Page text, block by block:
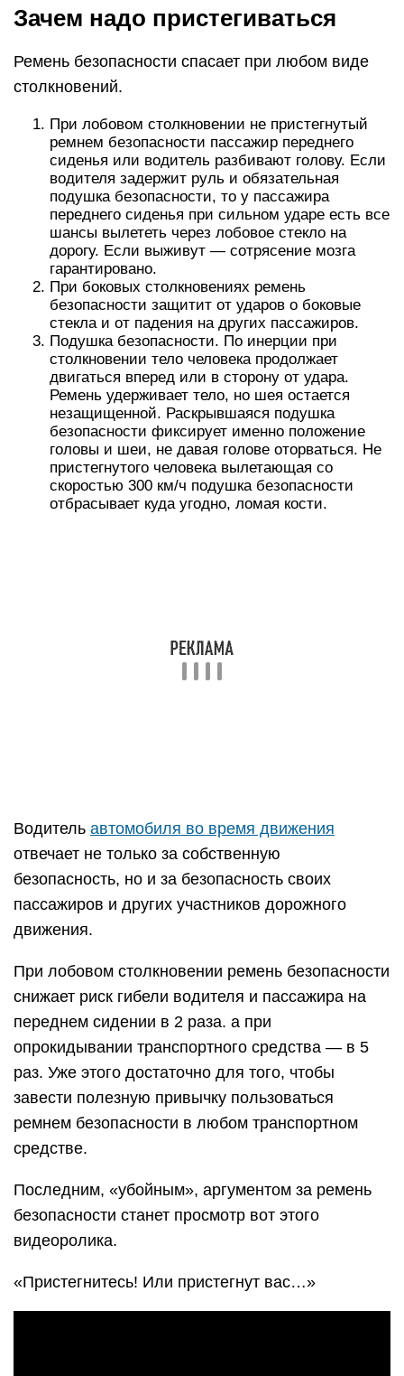
Зачем надо пристегиваться
Ремень безопасности спасает при любом виде
столкновений.
При лобовом столкновении не пристегнутый
ремнем безопасности пассажир переднего
сиденья или водитель разбивают голову. Если
водителя задержит руль и обязательная
подушка безопасности, то у пассажира
переднего сиденья при сильном ударе есть все
шансы вылететь через лобовое стекло на
дорогу. Если выживут — сотрясение мозга
гарантировано.
При боковых столкновениях ремень
безопасности защитит от ударов о боковые
стекла и от падения на других пассажиров.
Подушка безопасности. По инерции при
столкновении тело человека продолжает
двигаться вперед или в сторону от удара.
Ремень удерживает тело, но шея остается
незащищенной. Раскрывшаяся подушка
безопасности фиксирует именно положение
головы и шеи, не давая голове оторваться. Не
пристегнутого человека вылетающая со
скоростью 300 км/ч подушка безопасности
отбрасывает куда угодно, ломая кости.
Водитель автомобиля во время движения
отвечает не только за собственную
безопасность, но и за безопасность своих
пассажиров и других участников дорожного
движения.
При лобовом столкновении ремень безопасности
снижает риск гибели водителя и пассажира на
переднем сидении в 2 раза. а при
опрокидывании транспортного средства — в 5
раз. Уже этого достаточно для того, чтобы
завести полезную привычку пользоваться
ремнем безопасности в любом транспортном
средстве.
Последним, «убойным», аргументом за ремень
безопасности станет просмотр вот этого
видеоролика.
«Пристегнитесь! Или пристегнут вас…»